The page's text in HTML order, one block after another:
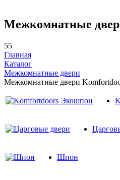
Межкомнатные
55
Главная
Каталог
Межкомнатные двери
Межкомнатные двери
Шпон